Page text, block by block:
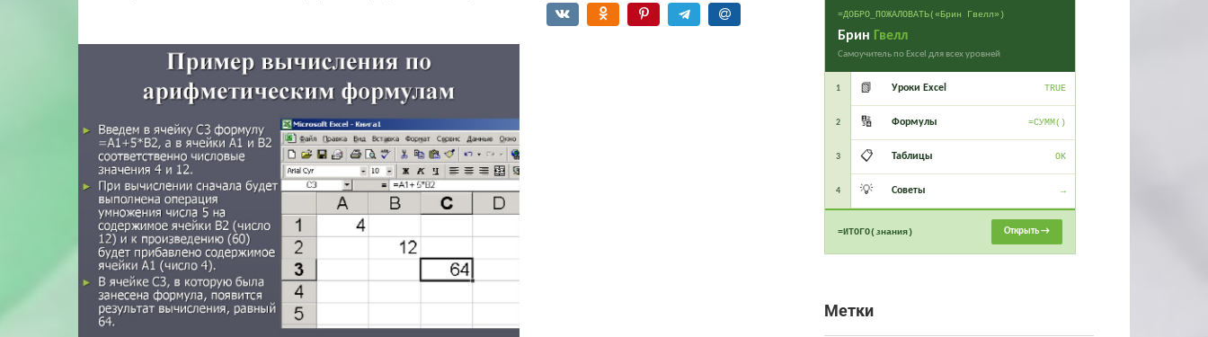
=ДОБРО_ПОЖАЛОВАТЬ(«Брин Гвелл»)
Брин Гвелл
Самоучитель по Excel для всех уровней
1 📗 Уроки Excel TRUE
2 🔢 Формулы =СУММ()
3 📋 Таблицы OK
4 💡 Советы →
=ИТОГО(знания) Открыть →
Метки